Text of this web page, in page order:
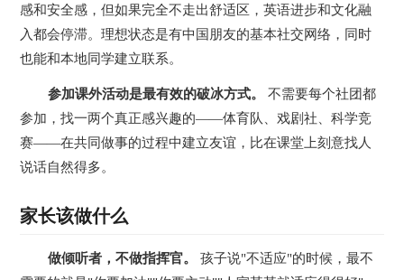
感和安全感，但如果完全不走出舒适区，英语进步和文化融
入都会停滞。理想状态是有中国朋友的基本社交网络，同时
也能和本地同学建立联系。
参加课外活动是最有效的破冰方式。
不需要每个社团都
参加，找一两个真正感兴趣的——体育队、戏剧社、科学竞
赛——在共同做事的过程中建立友谊，比在课堂上刻意找人
说话自然得多。
家长该做什么
做倾听者，不做指挥官。
孩子说"不适应"的时候，最不